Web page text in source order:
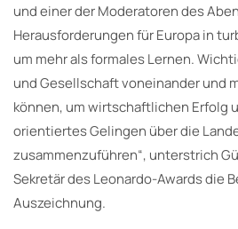
und einer der Moderatoren des
Herausforderungen für Europa in
um mehr als formales Lernen.
und Gesellschaft voneinander und
können, um wirtschaftlichen Erfolg
orientiertes Gelingen über die
zusammenzuführen“, unterstrich
Sekretär des Leonardo-Awards die
Auszeichnung.